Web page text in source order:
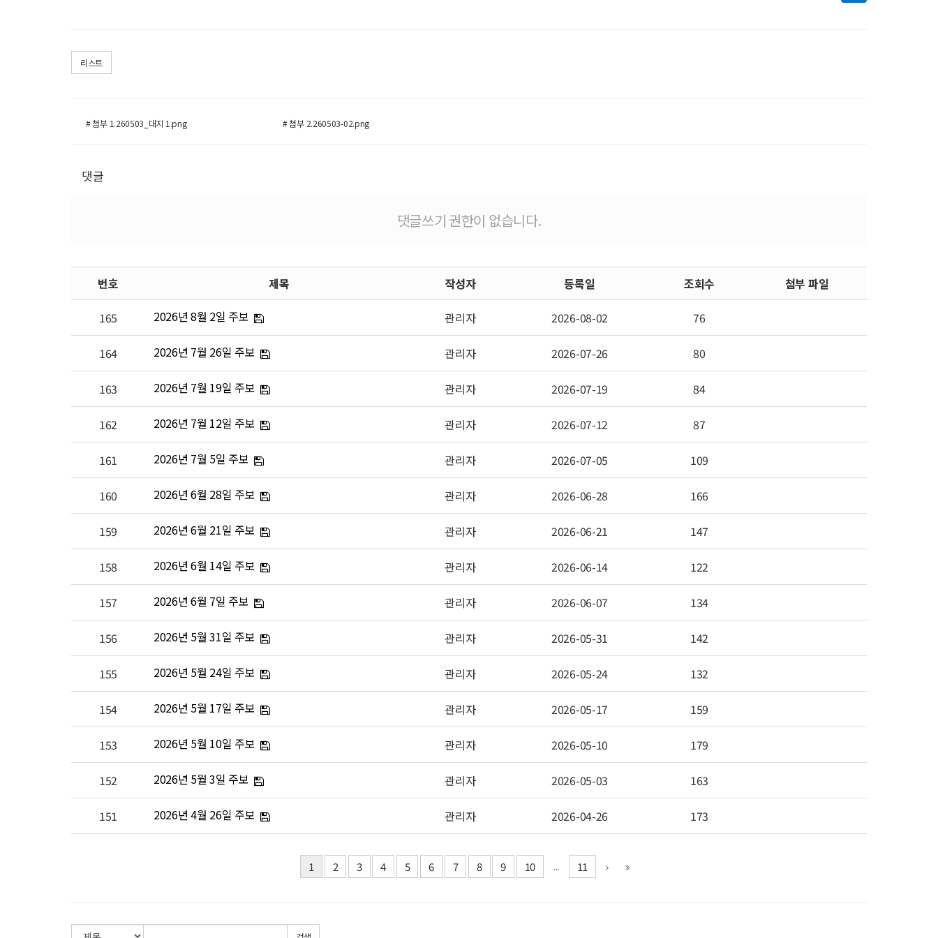
리스트
# 첨부 1.260503_대지 1.png # 첨부 2.260503-02.png
댓글
댓글쓰기 권한이 없습니다.
번호 제목 작성자 등록일 조회수 첨부 파일
165 2026년 8월 2일 주보 관리자 2026-08-02 76
164 2026년 7월 26일 주보 관리자 2026-07-26 80
163 2026년 7월 19일 주보 관리자 2026-07-19 84
162 2026년 7월 12일 주보 관리자 2026-07-12 87
161 2026년 7월 5일 주보 관리자 2026-07-05 109
160 2026년 6월 28일 주보 관리자 2026-06-28 166
159 2026년 6월 21일 주보 관리자 2026-06-21 147
158 2026년 6월 14일 주보 관리자 2026-06-14 122
157 2026년 6월 7일 주보 관리자 2026-06-07 134
156 2026년 5월 31일 주보 관리자 2026-05-31 142
155 2026년 5월 24일 주보 관리자 2026-05-24 132
154 2026년 5월 17일 주보 관리자 2026-05-17 159
153 2026년 5월 10일 주보 관리자 2026-05-10 179
152 2026년 5월 3일 주보 관리자 2026-05-03 163
151 2026년 4월 26일 주보 관리자 2026-04-26 173
1 2 3 4 5 6 7 8 9 10 ... 11